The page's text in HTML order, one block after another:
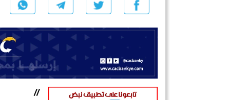
//